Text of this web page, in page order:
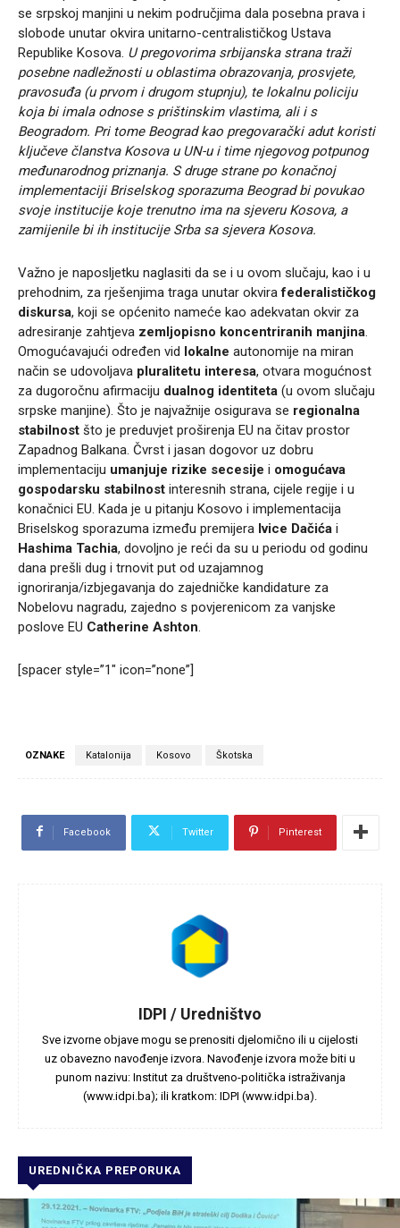
se srpskoj manjini u nekim područjima dala posebna prava i
slobode unutar okvira unitarno-centralističkog Ustava
Republike Kosova. U pregovorima srbijanska strana traži
posebne nadležnosti u oblastima obrazovanja, prosvjete,
pravosuđa (u prvom i drugom stupnju), te lokalnu policiju
koja bi imala odnose s prištinskim vlastima, ali i s
Beogradom. Pri tome Beograd kao pregovarački adut koristi
ključeve članstva Kosova u UN-u i time njegovog potpunog
međunarodnog priznanja. S druge strane po konačnoj
implementaciji Briselskog sporazuma Beograd bi povukao
svoje institucije koje trenutno ima na sjeveru Kosova, a
zamijenile bi ih institucije Srba sa sjevera Kosova.
Važno je naposljetku naglasiti da se i u ovom slučaju, kao i u
prehodnim, za rješenjima traga unutar okvirafederalističkog
diskursa, koji se općenito nameće kao adekvatan okvir za
adresiranje zahtjeva zemljopisno koncentriranih manjina
Omogućavajući određen vid lokalne autonomije na miran
način se udovoljava pluralitetu interesa, otvara mogućnost
za dugoročnu afirmaciju dualnog identiteta (u ovom slučaju
srpske manjine). Što je najvažnije osigurava se regionalna
stabilnost što je preduvjet proširenja EU na čitav prostor
Zapadnog Balkana. Čvrst i jasan dogovor uz dobru
implementaciju umanjuje rizike secesije i omogućava
gospodarsku stabilnost interesnih strana, cijele regije i u
konačnici EU. Kada je u pitanju Kosovo i implementacija
Briselskog sporazuma između premijera Ivice Dačića i
Hashima Tachia, dovoljno je reći da su u periodu od godinu
dana prešli dug i trnovit put od uzajamnog
ignoriranja/izbjegavanja do zajedničke kandidature za
Nobelovu nagradu, zajedno s povjerenicom za vanjske
poslove EU Catherine Ashton
[spacer style=”1″ icon=”none”]
OZNAKE Katalonija Kosovo Škotska
Facebook Twitter Pinterest
IDPI / Uredništvo
Sve izvorne objave mogu se prenositi djelomično ili u cijelosti
uz obavezno navođenje izvora. Navođenje izvora može biti u
punom nazivu: Institut za društveno-politička istraživanja
(www.idpi.ba); ili kratkom: IDPI (www.idpi.ba).
UREDNIČKA PREPORUKA